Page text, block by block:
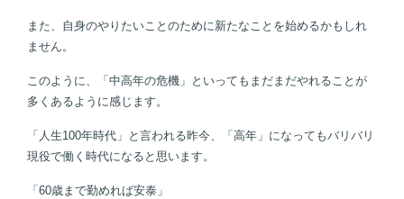
また、自身のやりたいことのために新たなことを始めるかもしれ
ません。
このように、「中高年の危機」といってもまだまだやれることが
多くあるように感じます。
「人生100年時代」と言われる昨今、「高年」になってもバリバリ
現役で働く時代になると思います。
「60歳まで勤めれば安泰」